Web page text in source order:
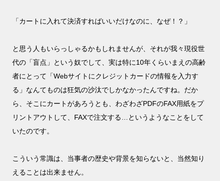
「カートに入れて決済すればいいだけなのに、なぜ！？」
と思う人もいらっしゃるかもしれませんが、それが我々現役世
代の「盲点」という奴でして、実は特に10年くらいまえの高齢
者にとって「Webサイトにクレジットカードの情報を入力す
る」なんてものは狂気の沙汰でしかなかったんですね。だか
ら、そこにカートがあろうとも、わざわざPDFのFAX用紙をプ
リントアウトして、FAXで注文する…というようなことをして
いたのです。
こういう常識は、当事者の歴史や背景を知らないと、当然知り
えることは出来ません。